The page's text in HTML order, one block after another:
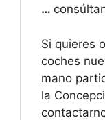
…
Si quieres
coches
mano
la